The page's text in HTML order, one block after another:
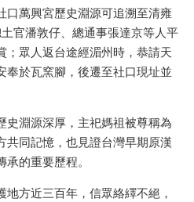
口萬興宮歷史淵源可追溯至清雍
官潘敦仔、總通事張達京等人平
；眾人返台途經湄州時，恭請天
奉於瓦窯腳，後遷至社口現址並
史淵源深厚，主祀媽祖被尊稱為
共同記憶，也見證台灣早期原漢
的重要歷程。
方近三百年，信眾絡繹不絕，